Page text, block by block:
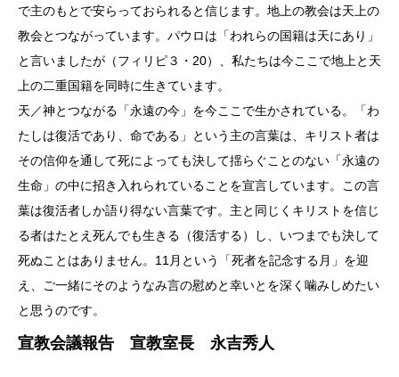
で主のもとで安らっておられると信じます。地上の教会は天上の
教会とつながっています。パウロは「われらの国籍は天にあり」
と言いましたが（フィリピ３・20）、私たちは今ここで地上と天
上の二重国籍を同時に生きています。
天／神とつながる「永遠の今」を今ここで生かされている。「わ
たしは復活であり、命である」という主の言葉は、キリスト者は
その信仰を通して死によっても決して揺らぐことのない「永遠の
生命」の中に招き入れられていることを宣言しています。この言
葉は復活者しか語り得ない言葉です。主と同じくキリストを信じ
る者はたとえ死んでも生きる（復活する）し、いつまでも決して
死ぬことはありません。11月という「死者を記念する月」を迎
え、ご一緒にそのようなみ言の慰めと幸いとを深く噛みしめたい
と思うのです。
宣教会議報告 宣教室長 永吉秀人